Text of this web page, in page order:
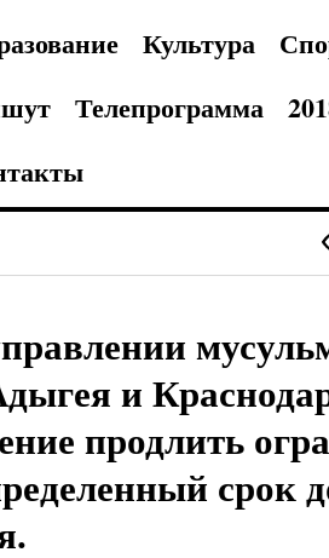
Культура
Телепрограмма
и
продлить
срок